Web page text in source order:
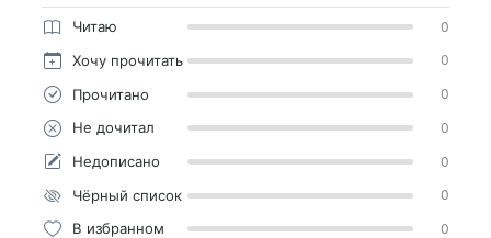
Читаю 0
Хочу прочитать 0
Прочитано 0
Не дочитал 0
Недописано 0
Чёрный список 0
В избранном 0